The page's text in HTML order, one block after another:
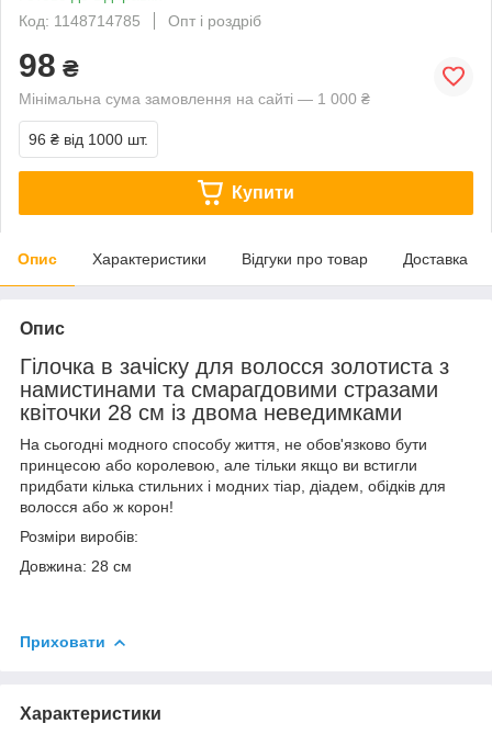
Код: 1148714785
Опт і роздріб
98 ₴
Мінімальна сума замовлення на сайті — 1 000 ₴
96 ₴ від 1000 шт.
Купити
Опис Характеристики Відгуки про товар Доставка
Опис
Гілочка в зачіску для волосся золотиста з
намистинами та смарагдовими стразами
квіточки 28 см із двома неведимками
На сьогодні модного способу життя, не обов'язково бути
принцесою або королевою, але тільки якщо ви встигли
придбати кілька стильних і модних тіар, діадем, обідків для
волосся або ж корон!
Розміри виробів:
Довжина: 28 см
Приховати
Характеристики